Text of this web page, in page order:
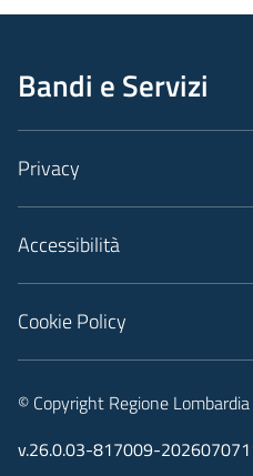
Bandi e Servizi
Privacy
Accessibilità
Cookie Policy
© Copyright Regione
v.26.0.03-817009-